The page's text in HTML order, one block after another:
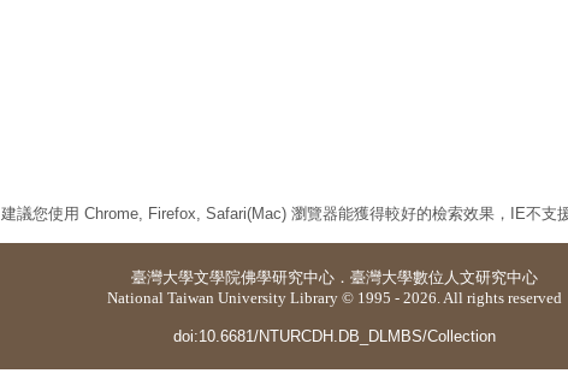
建議您使用 Chrome, Firefox, Safari(Mac) 瀏覽器能獲得較好的檢索效果，IE不支
臺灣大學文學院佛學研究中心 ． 臺灣大學數位人文研究中心
National Taiwan University Library © 1995 - 2026. All rights reserved
doi:10.6681/NTURCDH.DB_DLMBS/Collection